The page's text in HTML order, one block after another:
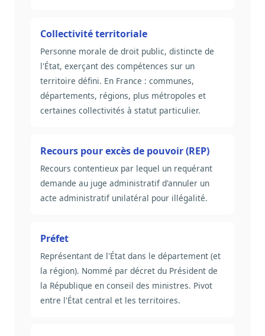
Collectivité territoriale
Personne morale de droit public, distincte de
l'État, exerçant des compétences sur un
territoire défini. En France : communes,
départements, régions, plus métropoles et
certaines collectivités à statut particulier.
Recours pour excès de pouvoir (REP)
Recours contentieux par lequel un requérant
demande au juge administratif d'annuler un
acte administratif unilatéral pour illégalité.
Préfet
Représentant de l'État dans le département (et
la région). Nommé par décret du Président de
la République en conseil des ministres. Pivot
entre l'État central et les territoires.